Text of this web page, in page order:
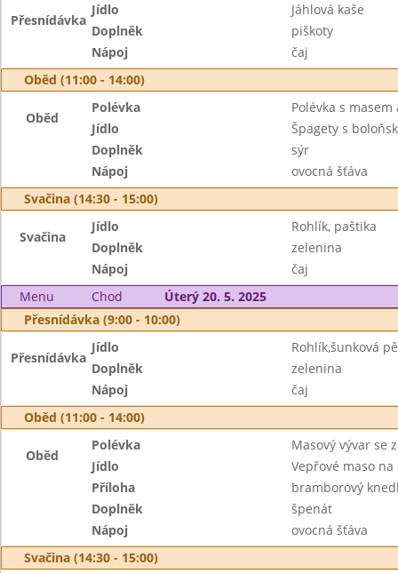
Přesnídávka
Jídlo
Jáhlová kaše
Doplněk
piškoty
Nápoj
čaj
Oběd (11:00 - 14:00)
Oběd
Polévka
Polévka s masem
Jídlo
Špagety s
Doplněk
sýr
Nápoj
ovocná šťáva
Svačina (14:30 - 15:00)
Svačina
Jídlo
Rohlík, paštika
Doplněk
zelenina
Nápoj
čaj
Menu
Chod
Úterý 20. 5. 2025
Přesnídávka (9:00 - 10:00)
Přesnídávka
Jídlo
Rohlík,šunková
Doplněk
zelenina
Nápoj
čaj
Oběd (11:00 - 14:00)
Oběd
Polévka
Masový vývar se
Jídlo
Vepřové maso na
Příloha
bramborový
Doplněk
špenát
Nápoj
ovocná šťáva
Svačina (14:30 - 15:00)